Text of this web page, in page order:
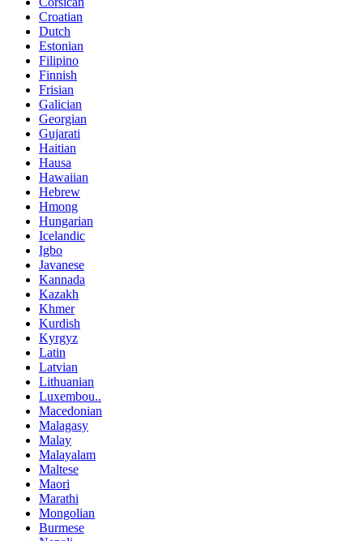
Croatian
Dutch
Estonian
Filipino
Finnish
Frisian
Galician
Georgian
Gujarati
Haitian
Hausa
Hawaiian
Hebrew
Hmong
Hungarian
Icelandic
Igbo
Javanese
Kannada
Kazakh
Khmer
Kurdish
Kyrgyz
Latin
Latvian
Lithuanian
Luxembou..
Macedonian
Malagasy
Malay
Malayalam
Maltese
Maori
Marathi
Mongolian
Burmese